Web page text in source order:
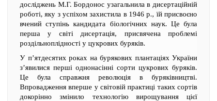
досліджень М.Г. Бордонос узагальнила в дисертаційній
роботі, яку з успіхом захистила в 1946 р., їй присвоєно
вчений ступінь кандидата біологічних наук. Це була
перша у світі дисертація, присвячена проблемі
роздільноплідності у цукрових буряків.
У п’ятдесятих роках на бурякових плантаціях України
з’явилися перші однонасінні сорти цукрових буряків.
Це була справжня революція в буряківництві.
Впровадження вперше у світовій практиці таких сортів
докорінно змінило технологію вирощування цієї